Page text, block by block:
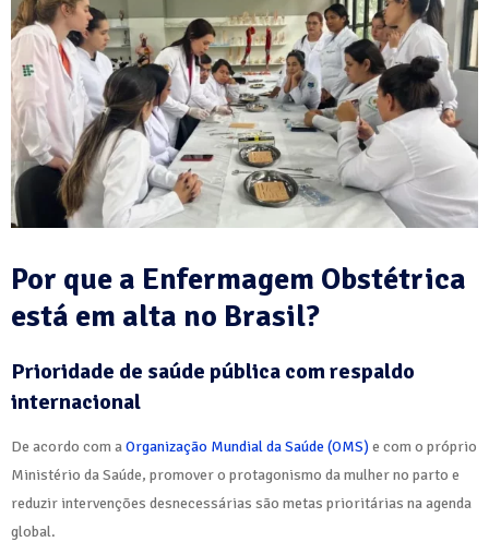
Por que a Enfermagem Obstétrica
está em alta no Brasil?
Prioridade de saúde pública com respaldo
internacional
De acordo com aOrganização Mundial da Saúde (OMS) e com o próprio
Ministério da Saúde, promover o protagonismo da mulher no parto e
reduzir intervenções desnecessárias são metas prioritárias na agenda
global.